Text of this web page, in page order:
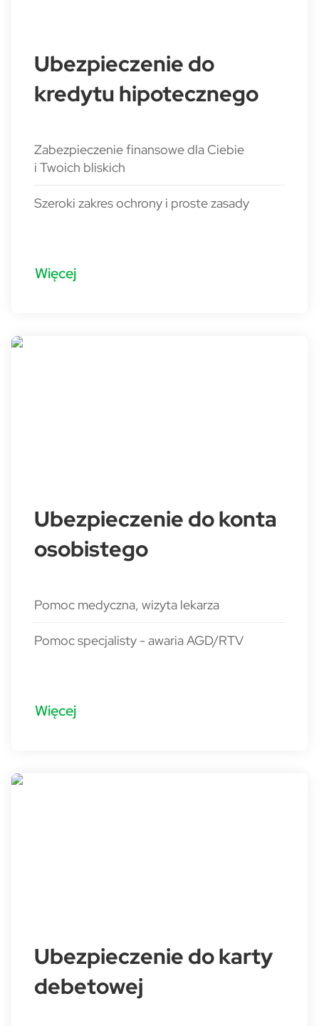
Ubezpieczenie do
kredytu hipotecznego
Zabezpieczenie finansowe dla Ciebie
i Twoich bliskich
Szeroki zakres ochrony i proste zasady
Więcej
Ubezpieczenie do konta
osobistego
Pomoc medyczna, wizyta lekarza
Pomoc specjalisty - awaria AGD/RTV
Więcej
Ubezpieczenie do karty
debetowej